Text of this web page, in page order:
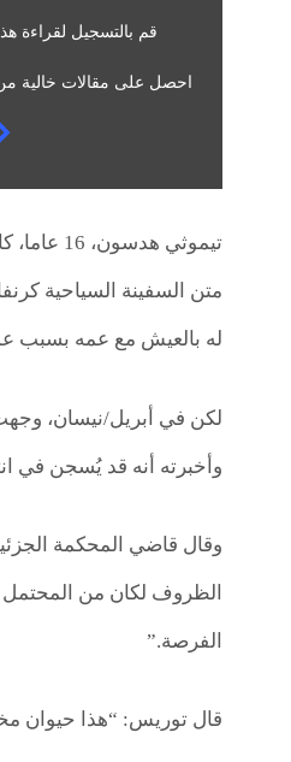
قم بالتسجيل لقراءة
احصل على مقالات خالية
تيموثي هدسون، 16 عاما، كان حرا منذ القتل
متن السفينة السياحية
له بالعيش مع عمه بسبب
لكن في أبريل/نيسان، وجهت
وأخبرته أنه قد يُسجن في
الظروف لكان من المحتمل
الفرصة.”
قال توريس: “هذا حيوان